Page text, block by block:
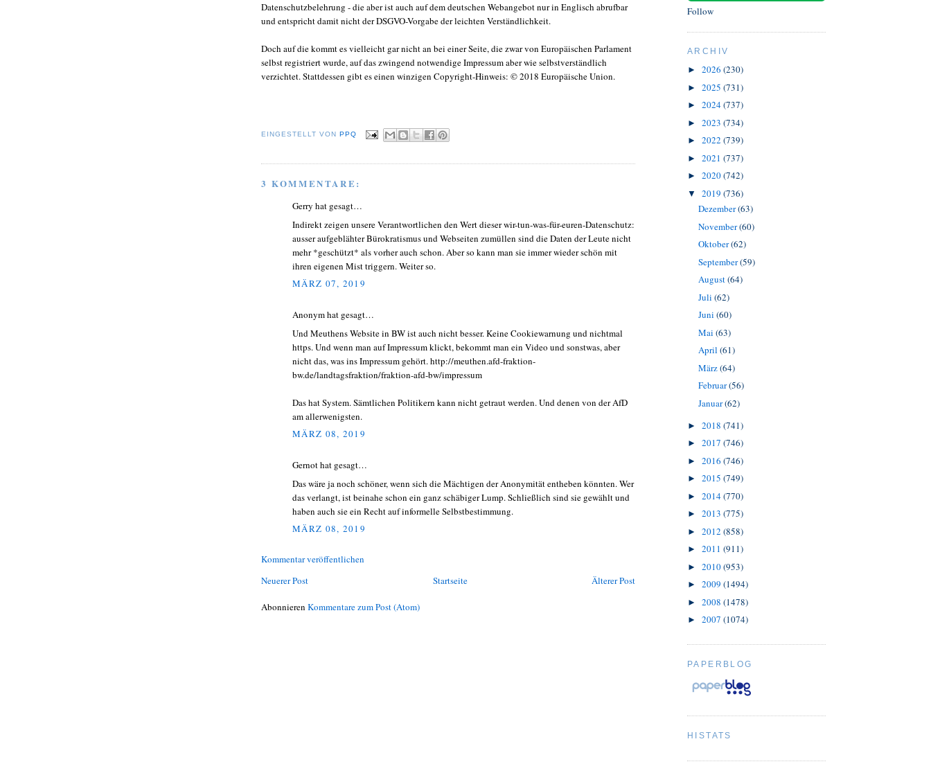
Datenschutzbelehrung - die aber ist auch auf dem deutschen Webangebot nur in Englisch abrufbar
und entspricht damit nicht der DSGVO-Vorgabe der leichten Verständlichkeit.
Doch auf die kommt es vielleicht gar nicht an bei einer Seite, die zwar von Europäischen Parlament
selbst registriert wurde, auf das zwingend notwendige Impressum aber wie selbstverständlich
verzichtet. Stattdessen gibt es einen winzigen Copyright-Hinweis: © 2018 Europäische Union.
EINGESTELLT VONPPQ
3 KOMMENTARE:
Gerry hat gesagt…
Indirekt zeigen unsere Verantwortlichen den Wert dieser wir-tun-was-für-euren-Datenschutz:
ausser aufgeblähter Bürokratismus und Webseiten zumüllen sind die Daten der Leute nicht
mehr *geschützt* als vorher auch schon. Aber so kann man sie immer wieder schön mit
ihren eigenen Mist triggern. Weiter so.
MÄRZ 07, 2019
Anonym hat gesagt…
Und Meuthens Website in BW ist auch nicht besser. Keine Cookiewarnung und nichtmal
https. Und wenn man auf Impressum klickt, bekommt man ein Video und sonstwas, aber
nicht das, was ins Impressum gehört. http://meuthen.afd-fraktion-
bw.de/landtagsfraktion/fraktion-afd-bw/impressum
Das hat System. Sämtlichen Politikern kann nicht getraut werden. Und denen von der AfD
am allerwenigsten.
MÄRZ 08, 2019
Gernot hat gesagt…
Das wäre ja noch schöner, wenn sich die Mächtigen der Anonymität entheben könnten. Wer
das verlangt, ist beinahe schon ein ganz schäbiger Lump. Schließlich sind sie gewählt und
haben auch sie ein Recht auf informelle Selbstbestimmung.
MÄRZ 08, 2019
Kommentar veröffentlichen
Neuerer Post
Älterer Post
Startseite
Abonnieren Kommentare zum Post (Atom)
Follow
ARCHIV
► 2026 (230)
► 2025 (731)
► 2024(737)
► 2023 (734)
► 2022 (739)
► 2021 (737)
► 2020(742)
▼ 2019 (736)
Dezember(63)
November(60)
Oktober(62)
September(59)
August(64)
Juli (62)
Juni (60)
Mai (63)
April (61)
März(64)
Februar(56)
Januar(62)
► 2018 (741)
► 2017 (746)
► 2016 (746)
► 2015 (749)
► 2014(770)
► 2013 (775)
► 2012 (858)
► 2011 (911)
► 2010(953)
► 2009 (1494)
► 2008 (1478)
► 2007 (1074)
PAPERBLOG
HISTATS